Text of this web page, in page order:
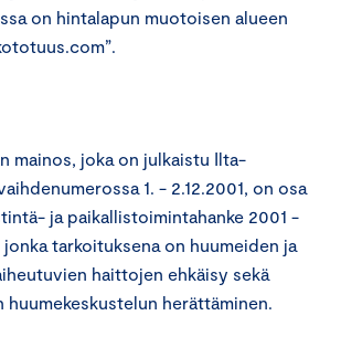
on hintalapun muotoisen alueen
mainos, joka on julkaistu Ilta-
1. - 2.12.2001, on osa
ja paikallistoimintahanke 2001 -
jonka tarkoituksena on huumeiden ja
haittojen ehkäisy sekä
huumekeskustelun herättäminen.